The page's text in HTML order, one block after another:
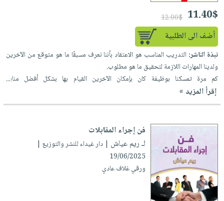
تواصل
معنا
11.40$
12.00$
أضف الى الطلبية
نبذة الناشر: التدريب المناسب هو الاعتقاد بأننا نعرف مسبقًا ما هو متوقع من الآخرين
ولدينا المهارات اللازمة لتحقيق ما هو مطلوب.
كم مرة تمسكنا بوظيفة كان بإمكان الآخرين القيام بها بشكل أفضل منا؛...
إقرأ المزيد »
فن إجراء المقابلات
لـ ريم عياش | دار غيداء للنشر والتوزيع |
19/06/2025
ورقي غلاف عادي